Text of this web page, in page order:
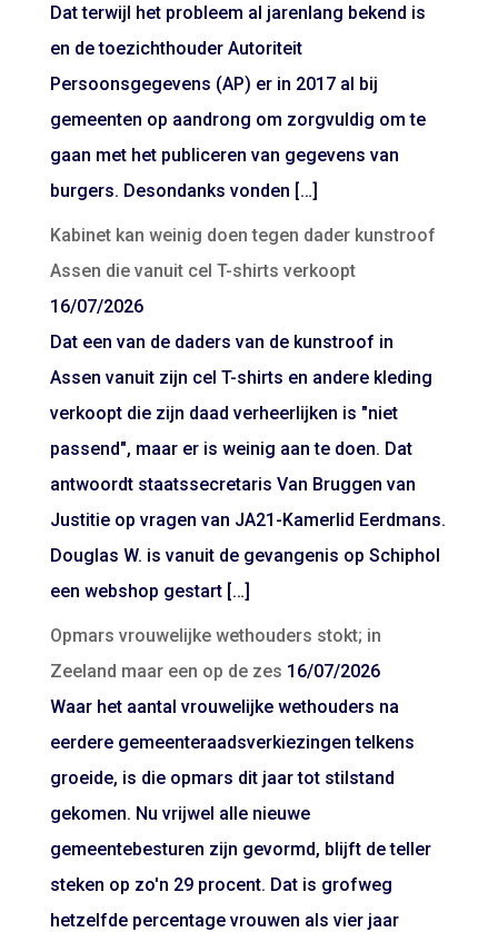
Dat terwijl het probleem al jarenlang bekend is
en de toezichthouder Autoriteit
Persoonsgegevens (AP) er in 2017 al bij
gemeenten op aandrong om zorgvuldig om te
gaan met het publiceren van gegevens van
burgers. Desondanks vonden […]
Kabinet kan weinig doen tegen dader kunstroof
Assen die vanuit cel T-shirts verkoopt
16/07/2026
Dat een van de daders van de kunstroof in
Assen vanuit zijn cel T-shirts en andere kleding
verkoopt die zijn daad verheerlijken is "niet
passend", maar er is weinig aan te doen. Dat
antwoordt staatssecretaris Van Bruggen van
Justitie op vragen van JA21-Kamerlid Eerdmans.
Douglas W. is vanuit de gevangenis op Schiphol
een webshop gestart […]
Opmars vrouwelijke wethouders stokt; in
Zeeland maar een op de zes 16/07/2026
Waar het aantal vrouwelijke wethouders na
eerdere gemeenteraadsverkiezingen telkens
groeide, is die opmars dit jaar tot stilstand
gekomen. Nu vrijwel alle nieuwe
gemeentebesturen zijn gevormd, blijft de teller
steken op zo'n 29 procent. Dat is grofweg
hetzelfde percentage vrouwen als vier jaar